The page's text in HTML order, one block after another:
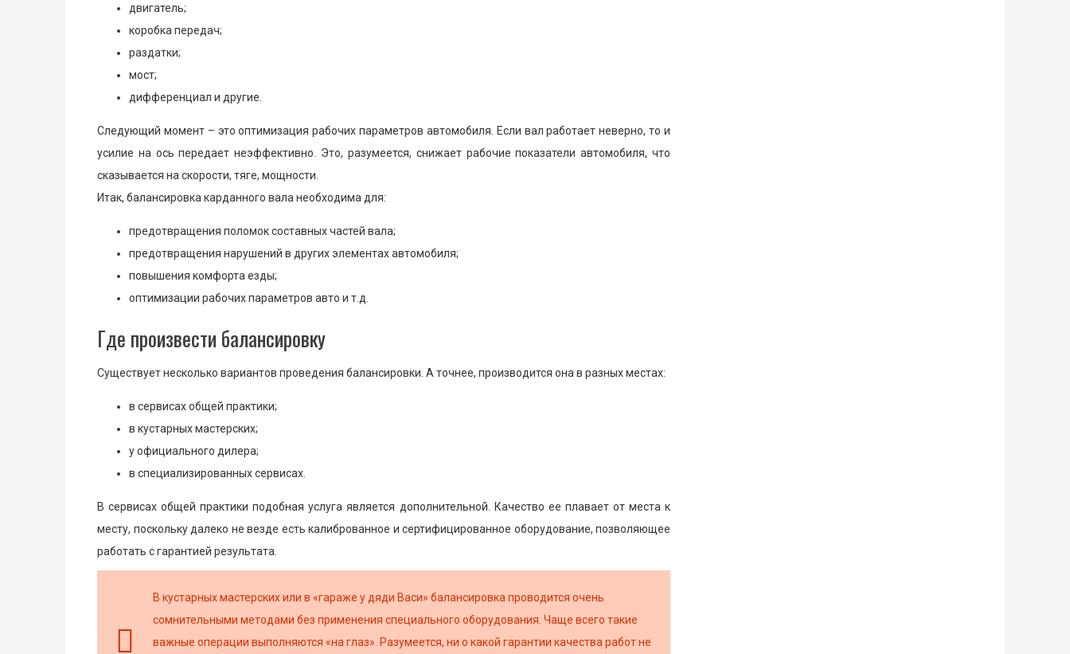
двигатель;
коробка передач;
раздатки;
мост;
дифференциал и другие.
Следующий момент – это оптимизация рабочих параметров автомобиля. Если вал работает неверно, то и
усилие на ось передает неэффективно. Это, разумеется, снижает рабочие показатели автомобиля, что
сказывается на скорости, тяге, мощности.
Итак, балансировка карданного вала необходима для:
предотвращения поломок составных частей вала;
предотвращения нарушений в других элементах автомобиля;
повышения комфорта езды;
оптимизации рабочих параметров авто и т.д.
Где произвести балансировку
Существует несколько вариантов проведения балансировки. А точнее, производится она в разных местах:
в сервисах общей практики;
в кустарных мастерских;
у официального дилера;
в специализированных сервисах.
В сервисах общей практики подобная услуга является дополнительной. Качество ее плавает от места к
месту, поскольку далеко не везде есть калиброванное и сертифицированное оборудование, позволяющее
работать с гарантией результата.
В кустарных мастерских или в «гараже у дяди Васи» балансировка проводится очень
сомнительными методами без применения специального оборудования. Чаще всего такие
важные операции выполняются «на глаз». Разумеется, ни о какой гарантии качества работ не